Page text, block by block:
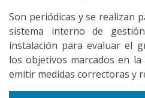
Son periódicas y se realizan
sistema interno de
instalación para evaluar el
los objetivos marcados en
emitir medidas correctoras y